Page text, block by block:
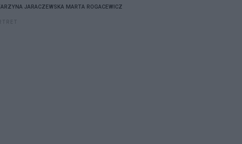
JARACZEWSKA MARTA ROGACEWICZ